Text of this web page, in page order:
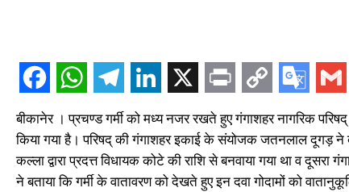
बीकानेर । प्रचण्ड गर्मी को मध्य नजर रखते हुए गंगाशहर नागरिक
किया गया है। परिषद् की गंगाशहर इकाई के संयोजक जतनलाल दूगड़ ने
कल्ला द्वारा प्रदत्त विधायक कोटे की राशि से बनवाया गया था व
ने बताया कि गर्मी के वातावरण को देखते हुए इन दवा गोदामों को